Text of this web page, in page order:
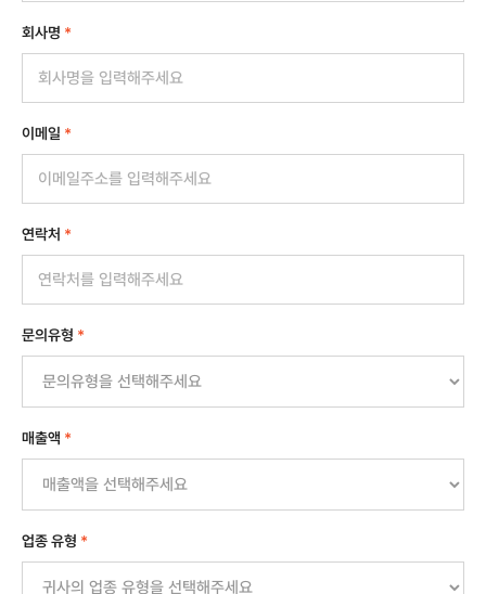
회사명 *
이메일 *
연락처 *
문의유형 *
매출액 *
업종 유형 *